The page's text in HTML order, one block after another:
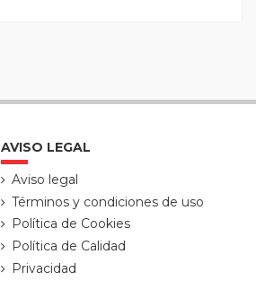
AVISO LEGAL
Aviso legal
Términos y condiciones de uso
Política de Cookies
Política de Calidad
Privacidad